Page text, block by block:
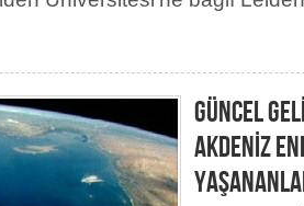
GÜNCEL
AKDENİZ